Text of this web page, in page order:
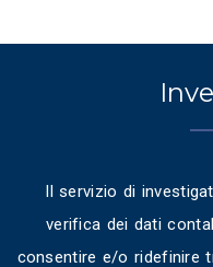
Il servizio di
verifica dei dati
consentire e/o ridefinire